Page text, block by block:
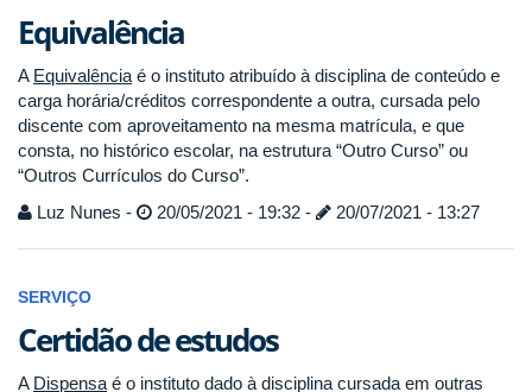
Equivalência
A Equivalência é o instituto atribuído à disciplina de conteúdo e
carga horária/créditos correspondente a outra, cursada pelo
discente com aproveitamento na mesma matrícula, e que
consta, no histórico escolar, na estrutura “Outro Curso” ou
“Outros Currículos do Curso”.
Luz Nunes -
20/05/2021 - 19:32 - 20/07/2021 - 13:27
SERVIÇO
Certidão de estudos
A Dispensa é o instituto dado à disciplina cursada em outras